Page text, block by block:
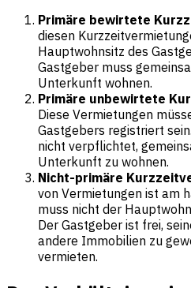
Primäre bewirtete
diesen
Hauptwohnsitz des
Gastgeber muss
Unterkunft wohnen.
Primäre unbewirtete
Diese Vermietungen
Gastgebers registriert
nicht verpflichtet,
Unterkunft zu wohnen.
Nicht-primäre
von Vermietungen ist am
muss nicht der
Der Gastgeber ist frei,
andere Immobilien zu
vermieten.